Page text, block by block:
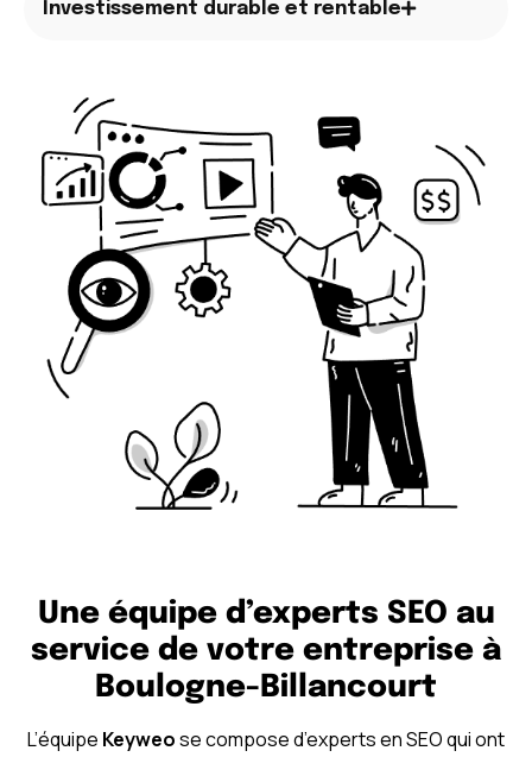
Investissement durable et rentable
Une équipe d’experts SEO au
service de votre entreprise à
Boulogne-Billancourt
L’équipe Keyweose compose d’experts en SEO qui ont